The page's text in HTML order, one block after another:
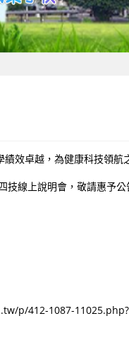
效卓越，為健康科技領航
技線上說明會，敬請惠予
p/412-1087-